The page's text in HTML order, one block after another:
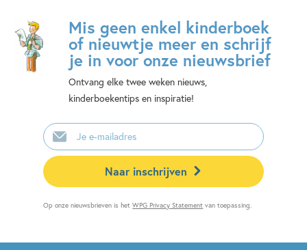
Mis geen enkel kinderboek
of nieuwtje meer en schrijf
je in voor onze nieuwsbrief
Ontvang elke twee weken nieuws,
kinderboekentips en inspiratie!
E-
mailadres
Naar inschrijven
Op onze nieuwsbrieven is hetWPG Privacy Statement van toepassing.